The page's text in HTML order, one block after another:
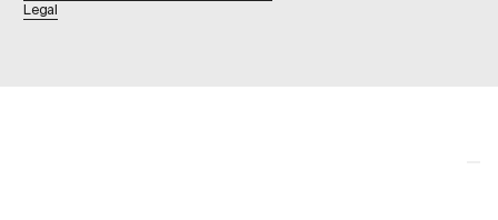
Legal